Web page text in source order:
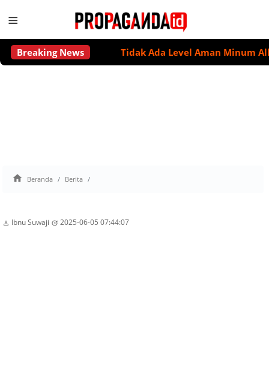
≡
Breaking News Tidak Ada Level Aman Minum
 Beranda Berita
 Ibnu Suwaji  2025-06-05 07:44:07